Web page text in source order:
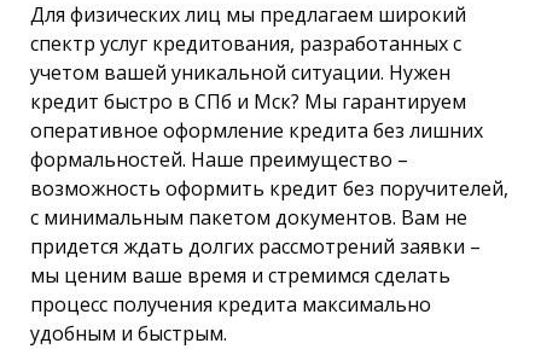
Для физических лиц мы предлагаем широкий
спектр услуг кредитования, разработанных с
учетом вашей уникальной ситуации. Нужен
кредит быстро в СПб и Мск? Мы гарантируем
оперативное оформление кредита без лишних
формальностей. Наше преимущество –
возможность оформить кредит без поручителей,
с минимальным пакетом документов. Вам не
придется ждать долгих рассмотрений заявки –
мы ценим ваше время и стремимся сделать
процесс получения кредита максимально
удобным и быстрым.